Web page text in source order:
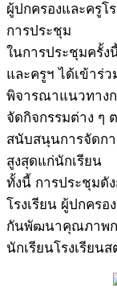
ผู้ปกครองและครูโ
การประชุม
ในการประชุมครั้
และครูฯ ได้เข้าร่
พิจารณาแนวทาง
จัดกิจกรรมต่าง ๆ
สนับสนุนการจัดกา
สูงสุดแก่นักเรียน
ทั้งนี้ การประชุมดั
โรงเรียน ผู้ปกคร
กันพัฒนาคุณภาพก
นักเรียนโรงเรียน